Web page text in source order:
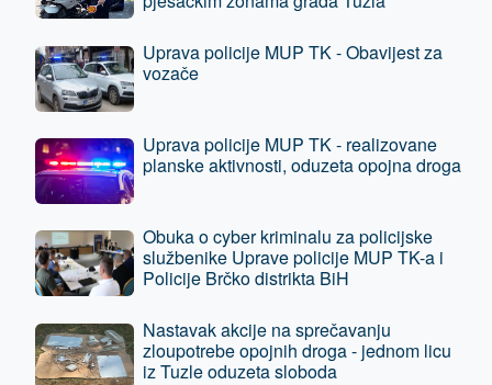
Uprava policije MUP TK - Obavijest za
vozače
Uprava policije MUP TK - realizovane
planske aktivnosti, oduzeta opojna droga
Obuka o cyber kriminalu za policijske
službenike Uprave policije MUP TK-a i
Policije Brčko distrikta BiH
Nastavak akcije na sprečavanju
zloupotrebe opojnih droga - jednom licu
iz Tuzle oduzeta sloboda